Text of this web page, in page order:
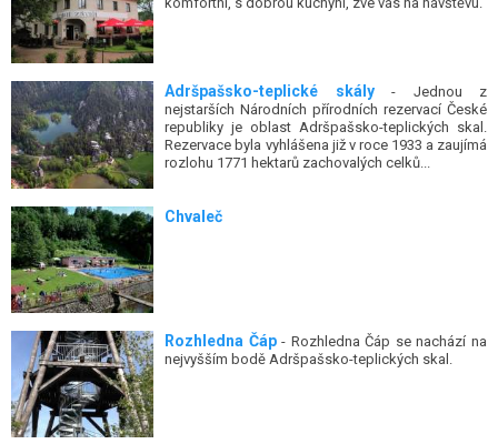
Adršpašsko-teplické skály- Jednou z
nejstarších Národních přírodních rezervací České
republiky je oblast Adršpašsko-teplických skal.
Rezervace byla vyhlášena již v roce 1933 a zaujímá
rozlohu 1771 hektarů zachovalých celků...
Chvaleč
Rozhledna Čáp- Rozhledna Čáp se nachází na
nejvyšším bodě Adršpašsko-teplických skal.